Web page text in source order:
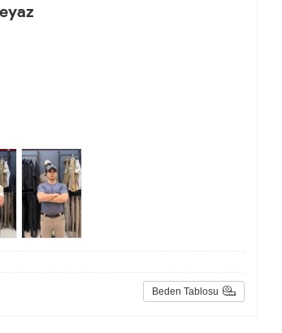
Beden Tablosu